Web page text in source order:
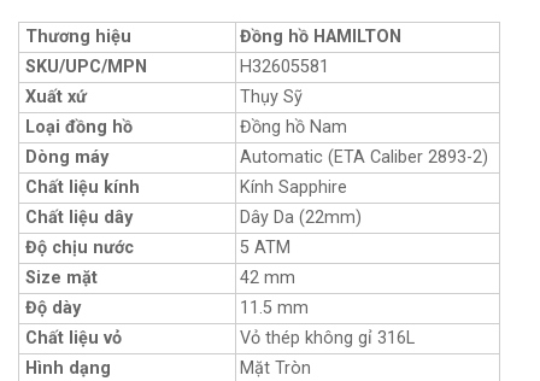
Thương hiệu
Đồng hồ HAMILTON
SKU/UPC/MPN
H32605581
Xuất xứ
Thụy Sỹ
Loại đồng hồ
Đồng hồ Nam
Dòng máy
Automatic (ETA Caliber 2893-2)
Chất liệu kính
Kính Sapphire
Chất liệu dây
Dây Da (22mm)
Độ chịu nước
5 ATM
Size mặt
42 mm
Độ dày
11.5 mm
Chất liệu vỏ
Vỏ thép không gỉ 316L
Hình dạng
Mặt Tròn